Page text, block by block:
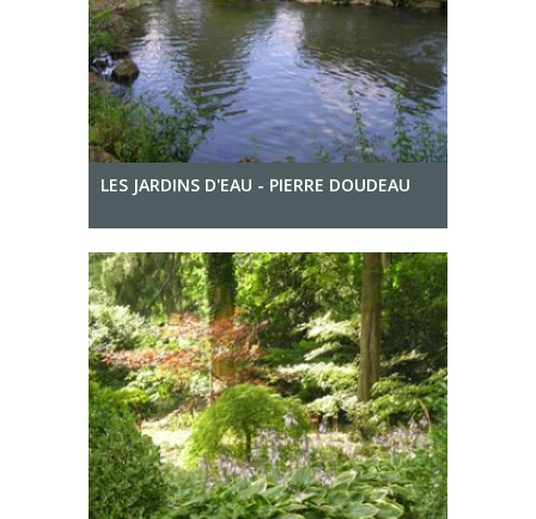
LES JARDINS D'EAU - PIERRE DOUDEAU